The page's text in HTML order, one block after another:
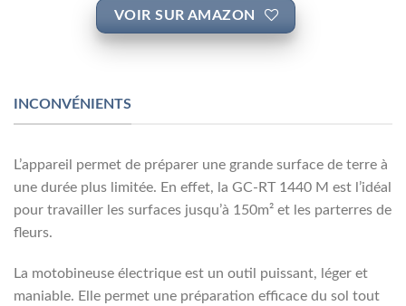
VOIR SUR AMAZON
INCONVÉNIENTS
L’appareil permet de préparer une grande surface de terre à
une durée plus limitée. En effet, la GC-RT 1440 M est l’idéal
pour travailler les surfaces jusqu’à 150m² et les parterres de
fleurs.
La motobineuse électrique est un outil puissant, léger et
maniable. Elle permet une préparation efficace du sol tout